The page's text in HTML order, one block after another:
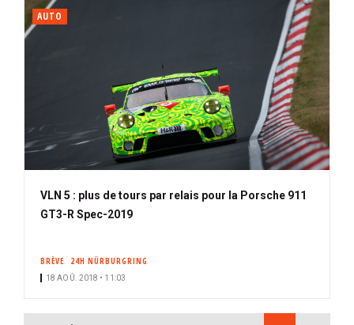
AUTO
VLN 5 : plus de tours par relais pour la Porsche 911
GT3-R Spec-2019
BRÈVE 24H NÜRBURGRING
18 AOÛ. 2018 • 11:03